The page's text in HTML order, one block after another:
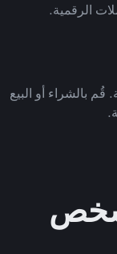
الرقمية.
بالشراء أو البيع